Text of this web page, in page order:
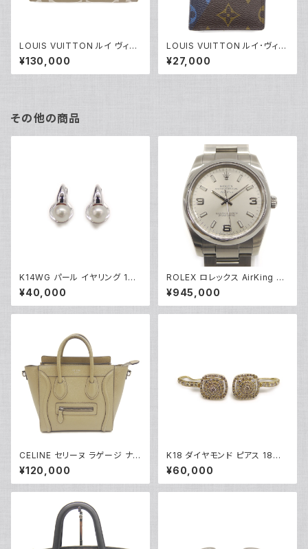
LOUIS VUITTON ルイ ヴィト
ン ジッピー・ウォレット モノグラ
ム アンプラント 長財布 トゥルト
レールクレーム M69794 Y04
¥130,000
LOUIS VUITTON ルイ･ヴィト
ン オーガナイザードゥポッシュ
モノグラム カードケース M6117
1 Y04465
¥27,000
その他の商品
K14WG パール イヤリング 14
金 クリップ式 Y05249
¥40,000
ROLEX ロレックス AirKing エ
アキング 114200 M番 SS 自動
巻き シルバー文字盤 Y05156
¥945,000
CELINE セリーヌ ラゲージ ナノ
ショッパー ハンドバッグ 2WAY
ショルダーバッグ レザー ベージ
ュ 189243 Y05219
¥120,000
K18 ダイヤモンド ピアス 18金
フックピアス Y05252
¥60,000